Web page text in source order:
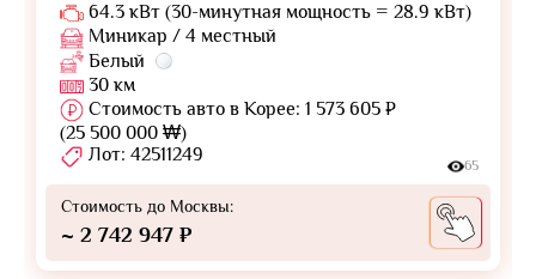
64.3 кВт (30-минутная мощность = 28.9 кВт)
Миникар / 4 местный
Белый
30 км
Стоимость авто в Корее: 1 573 605 ₽
(25 500 000 ₩)
Лот: 42511249
65
Стоимость до Москвы:
~ 2 742 947 ₽